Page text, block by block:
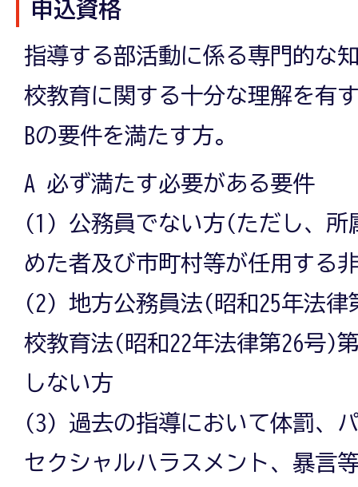
申込資格
指導する部活動に係る専門的な
校教育に関する十分な理解を有
Bの要件を満たす方。
A 必ず満たす必要がある要件
(1) 公務員でない方(ただし、所
めた者及び市町村等が任用する
(2) 地方公務員法(昭和25年法律
校教育法(昭和22年法律第26号)
しない方
(3) 過去の指導において体罰、
セクシャルハラスメント、暴言